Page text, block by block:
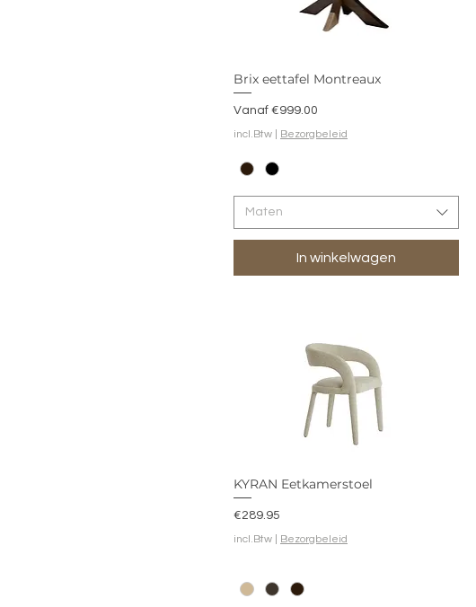
Brix eettafel Montreaux
Vanaf €999.00
Verkoopprijs
incl.Btw Bezorgbeleid
Maten
In winkelwagen
KYRAN Eetkamerstoel
Prijs
€289.95
incl.Btw Bezorgbeleid